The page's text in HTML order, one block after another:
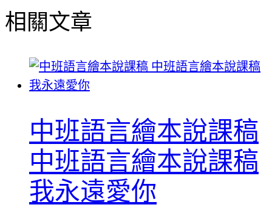
相關文章
中班語言繪本說課稿
中班語言繪本說課稿
我永遠愛你